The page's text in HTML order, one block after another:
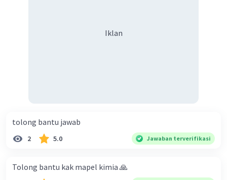
Iklan
tolong bantu jawab
2 5.0 Jawaban terverifikasi
Tolong bantu kak mapel kimia 🙏